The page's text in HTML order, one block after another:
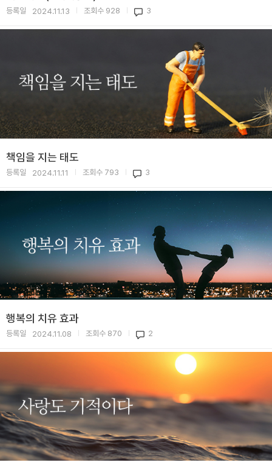
등록일 2024.11.13 조회수 928 3
책임을 지는 태도
등록일 2024.11.11 조회수 793 3
행복의 치유 효과
등록일 2024.11.08 조회수 870 2